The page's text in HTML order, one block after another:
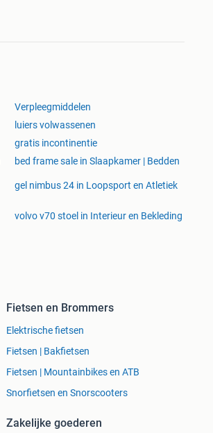
Verpleegmiddelen
luiers volwassenen
gratis incontinentie
bed frame sale in Slaapkamer | Bedden
gel nimbus 24 in Loopsport en Atletiek
volvo v70 stoel in Interieur en Bekleding
Fietsen en Brommers
Elektrische fietsen
Fietsen | Bakfietsen
Fietsen | Mountainbikes en ATB
Snorfietsen en Snorscooters
Zakelijke goederen